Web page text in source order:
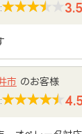
3.5
市 のお客様